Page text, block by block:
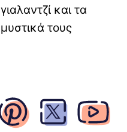
γιαλαντζί και τα
μυστικά τους